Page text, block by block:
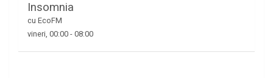
Insomnia
cu EcoFM
vineri, 00:00 - 08:00